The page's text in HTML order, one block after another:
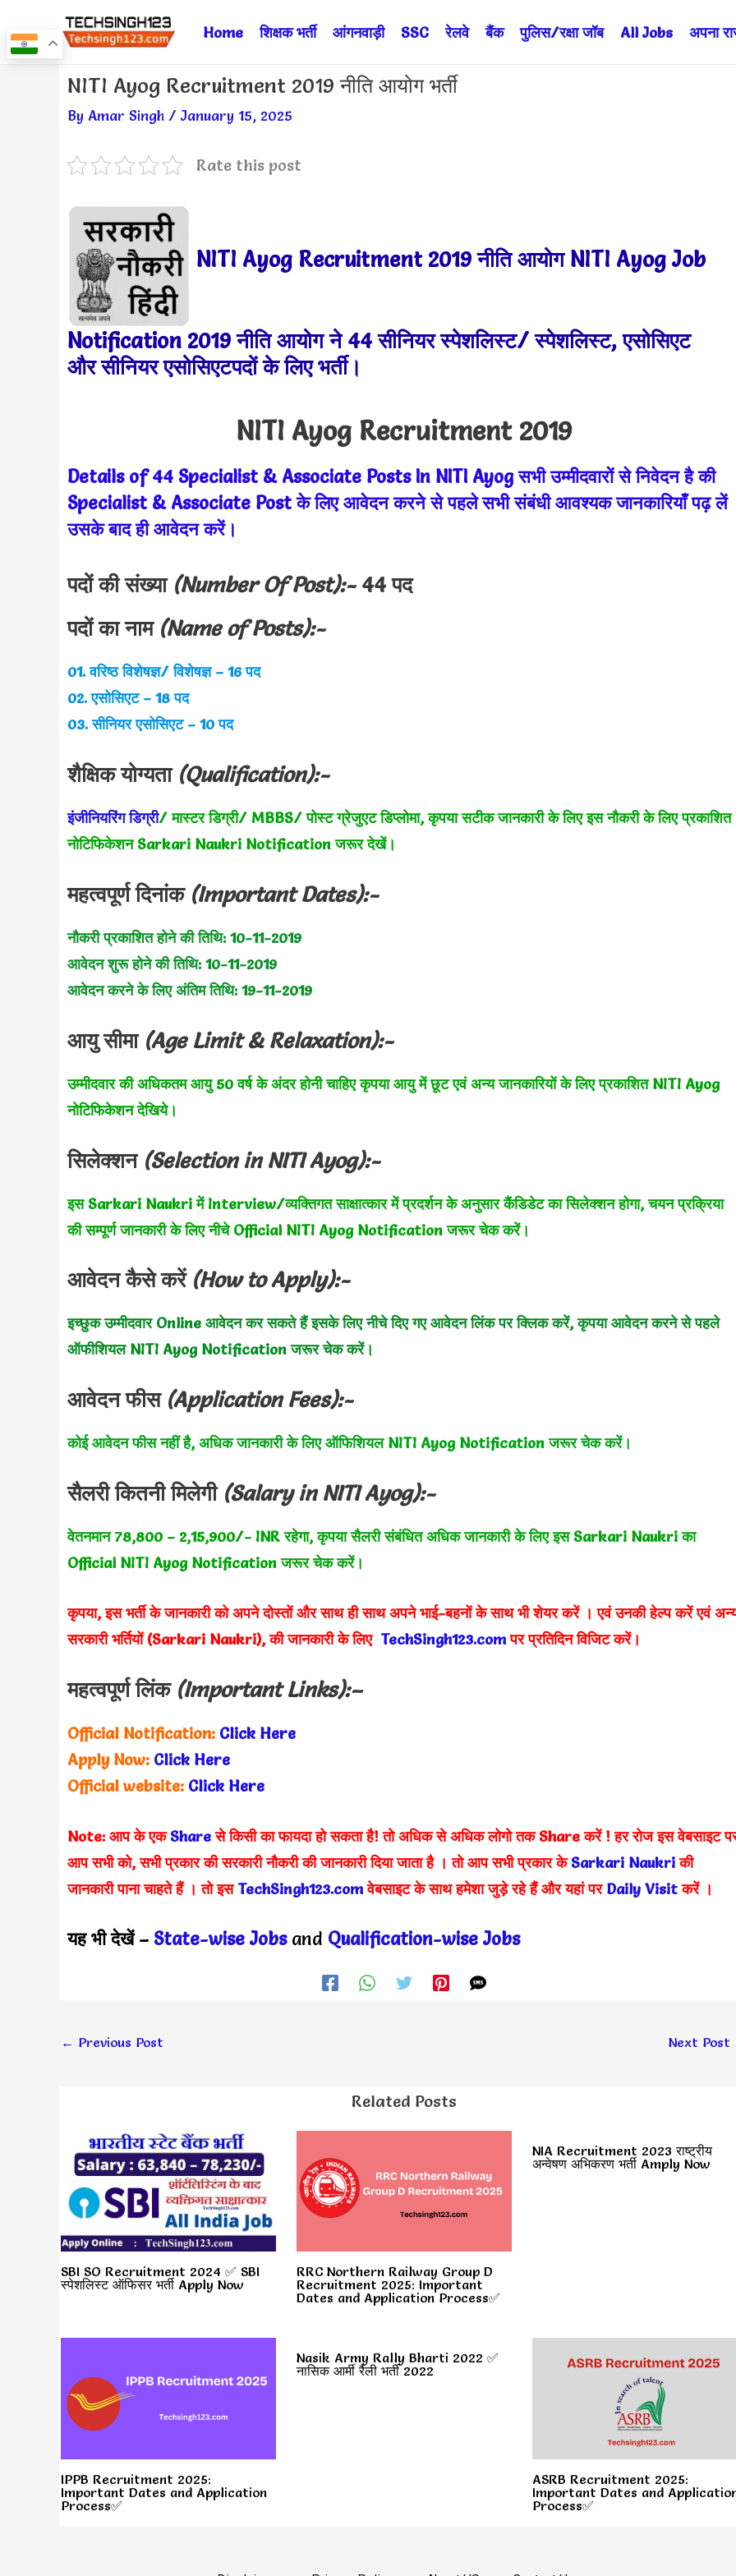
to
Home शिक्षक भर्ती आंगनवाड़ी SSC रेलवे बैंक पुलिस/रक्षा जॉब All Jobs अपना
NITI Ayog Recruitment 2019 नीति आयोग भर्ती
By Amar Singh / January 15, 2025
Rate this post
NITI Ayog Recruitment 2019 नीति आयोग NITI Ayog Job
Notification 2019 नीति आयोग ने 44 सीनियर स्पेशलिस्ट/ स्पेशलिस्ट, एसोसिएट
और सीनियर एसोसिएटपदों के लिए भर्ती।
NITI Ayog Recruitment 2019
Details of 44 Specialist & Associate Posts In NITI Ayog सभी उम्मीदवारों से निवेदन है की
Specialist & Associate Post के लिए आवेदन करने से पहले सभी संबंधी आवश्यक जानकारियाँ पढ़ लें
उसके बाद ही आवेदन करें।
पदों की संख्या(Number Of Post):-44 पद
पदों का नाम (Name of Posts):-
01. वरिष्ठ विशेषज्ञ/ विशेषज्ञ – 16 पद
02. एसोसिएट – 18 पद
03. सीनियर एसोसिएट – 10 पद
शैक्षिक योग्यता (Qualification):-
इंजीनियरिंग डिग्री/ मास्टर डिग्री/ MBBS/ पोस्ट ग्रेजुएट डिप्लोमा, कृपया सटीक जानकारी के लिए इस नौकरी के लिए प्रकाशित
नोटिफिकेशन Sarkari Naukri Notification जरूर देखें।
महत्वपूर्ण दिनांक(Important Dates):-
नौकरी प्रकाशित होने की तिथि: 10-11-2019
आवेदन शुरू होने की तिथि: 10-11-2019
आवेदन करने के लिए अंतिम तिथि: 19-11-2019
आयु सीमा(Age Limit & Relaxation):-
उम्मीदवार की अधिकतम आयु 50 वर्ष के अंदर होनी चाहिए कृपया आयु में छूट एवं अन्य जानकारियों के लिए प्रकाशित NITI Ayog
नोटिफिकेशन देखिये।
सिलेक्शन (Selection in NITI Ayog):-
इस Sarkari Naukri में Interview/व्यक्तिगत साक्षात्कार में प्रदर्शन के अनुसार कैंडिडेट का सिलेक्शन होगा, चयन प्रक्रिया
की सम्पूर्ण जानकारी के लिए नीचे Official NITI Ayog Notification जरूर चेक करें।
आवेदन कैसे करें(How to Apply):-
इच्छुक उम्मीदवार Online आवेदन कर सकते हैं इसके लिए नीचे दिए गए आवेदन लिंक पर क्लिक करें, कृपया आवेदन करने से पहले
ऑफीशियल NITI Ayog Notification जरूर चेक करें।
आवेदन फीस (Application Fees):-
कोई आवेदन फीस नहीं है, अधिक जानकारी के लिए ऑफिशियल NITI Ayog Notification जरूर चेक करें।
सैलरी कितनी मिलेगी (Salary in NITI Ayog):-
वेतनमान 78,800 – 2,15,900/- INR रहेगा, कृपया सैलरी संबंधित अधिक जानकारी के लिए इस Sarkari Naukri का
Official NITI Ayog Notification जरूर चेक करें।
कृपया, इस भर्ती के जानकारी को अपने दोस्तों और साथ ही साथ अपने भाई-बहनों के साथ भी शेयर करें । एवं उनकी हेल्प करें एवं
सरकारी भर्तियों (Sarkari Naukri), की जानकारी के लिए TechSingh123.comपर प्रतिदिन विजिट करें।
महत्वपूर्ण लिंक (Important Links):–
Official Notification: Click Here
Apply Now: Click Here
Official website: Click Here
Note: आप के एकShareसे किसी का फायदा हो सकता है! तो अधिक से अधिक लोगो तक Share करें ! हर रोज इस वेबसाइट
आप सभी को, सभी प्रकार की सरकारी नौकरी की जानकारी दिया जाता है । तो आप सभी प्रकार केSarkari Naukriकी
जानकारी पाना चाहते हैं । तो इस TechSingh123.comवेबसाइट के साथ हमेशा जुड़े रहे हैं और यहां पर Daily Visitकरें ।
यह भी देखें – State-wise Jobs and Qualification-wise Jobs
Post
← Previous Post Next Post
Related Posts
SBI SO Recruitment 2024 ✅ SBI
स्पेशलिस्ट ऑफिसर भर्ती Apply Now
RRC Northern Railway Group D
Recruitment 2025: Important
Dates and Application Process✅
NIA Recruitment 2023 राष्ट्रीय
अन्वेषण अभिकरण भर्ती Amply Now
IPPB Recruitment 2025:
Important Dates and Application
Process✅
Nasik Army Rally Bharti 2022 ✅
नासिक आर्मी रैली भर्ती 2022
ASRB Recruitment 2025:
Important Dates and
Process✅